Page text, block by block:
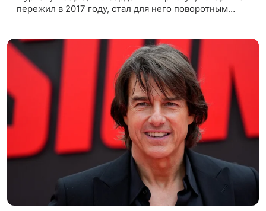
пережил в 2017 году, стал для него поворотным